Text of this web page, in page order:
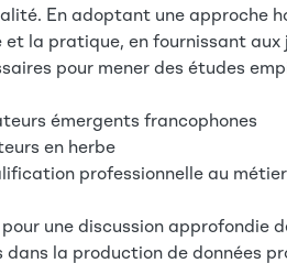
En adoptant une approche
la pratique, en fournissant aux
pour mener des études
émergents francophones
en herbe
professionnelle au
pour une discussion
dans la production de données